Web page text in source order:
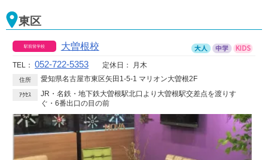
東区
大曽根校
TEL： 052-722-5353 定休日： 月木
住所 愛知県名古屋市東区矢田1-5-1 マリオン大曽根2F
ｱｸｾｽ
JR・名鉄・地下鉄大曽根駅北口より大曽根駅交差点を渡りす
ぐ・6番出口の目の前